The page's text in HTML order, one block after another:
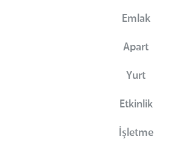
Emlak
Apart
Yurt
Etkinlik
İşletme